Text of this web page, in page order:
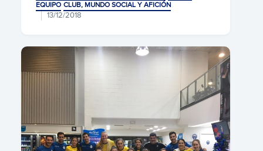
EQUIPO CLUB, MUNDO SOCIAL Y AFICIÓN
13/12/2018